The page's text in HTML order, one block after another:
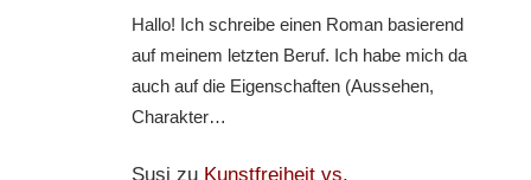
Hallo! Ich schreibe einen Roman basierend
auf meinem letzten Beruf. Ich habe mich da
auch auf die Eigenschaften (Aussehen,
Charakter…
Susi zu Kunstfreiheit vs.